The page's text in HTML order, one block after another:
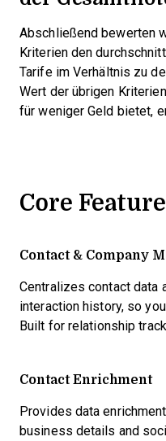
Abschließend bewerten
Kriterien den
Tarife im Verhältnis zu
Wert der übrigen
für weniger Geld bietet,
Core
Contact & Company
Centralizes contact data
interaction history, so
Built for relationship
Contact Enrichment
Provides data
business details and